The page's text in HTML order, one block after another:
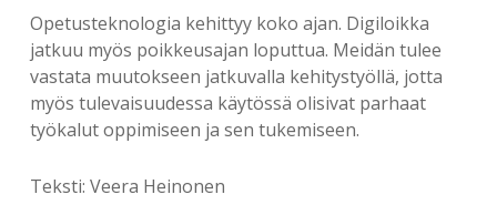
Opetusteknologia kehittyy koko ajan. Digiloikka
jatkuu myös poikkeusajan loputtua. Meidän tulee
vastata muutokseen jatkuvalla kehitystyöllä, jotta
myös tulevaisuudessa käytössä olisivat parhaat
työkalut oppimiseen ja sen tukemiseen.
Teksti: Veera Heinonen